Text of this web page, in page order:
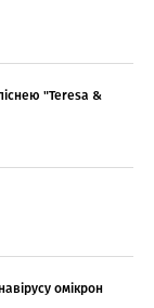
"Teresa &
омікрон